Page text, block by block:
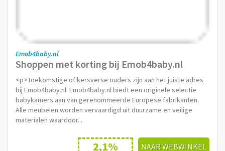
Emob4baby.nl
Shoppen met korting bij Emob4baby.nl
<p>Toekomstige of kersverse ouders zijn aan het juiste adres
bij Emob4baby.nl. Emob4baby.nl biedt een originele selectie
babykamers aan van gerenommeerde Europese fabrikanten.
Alle meubelen worden vervaardigd uit duurzame en veilige
materialen waardoor...
NAAR WEBWINKEL
2,1%